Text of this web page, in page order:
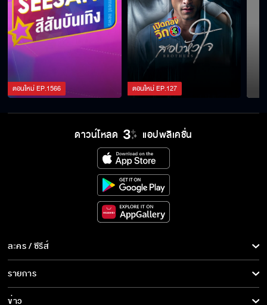
เปิดศักราชต้อนรับปีใหม่ด้วยความสดใสจาก
สาวๆ BNK48
รับแขก be our guest พบกับสาวๆ 4EVE
เปิดบ้านต้อนรับสาวๆ CGM48
ตอนใหม่EP.1566 ตอนใหม่EP.127
ดาวน์โหลด แอปพลิเคชั่น
ละคร / ซีรีส์
ละคร/ซีรีส์
ซีรีส์นานาชาติ
รายการ
รายการทั้งหมด
ข่าว